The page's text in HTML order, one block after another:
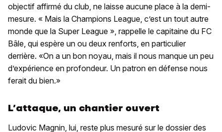
objectif affirmé du club, ne laisse aucune place à la demi-
mesure. « Mais la Champions League, c’est un tout autre
monde que la Super League », rappelle le capitaine du FC
Bâle, qui espère un ou deux renforts, en particulier
derrière. «On a un bon noyau, mais il nous manque un peu
d’expérience en profondeur. Un patron en défense nous
ferait du bien.»
L’attaque, un chantier ouvert
Ludovic Magnin, lui, reste plus mesuré sur le dossier des